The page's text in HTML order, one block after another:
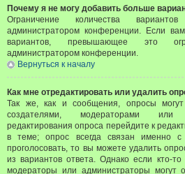
Почему я не могу добавить больше
Ограничение количества
администратором конференции. Если
вариантов, превышающее это
администратором конференции.
Вернуться к началу
Как мне отредактировать или удалить
Так же, как и сообщения, опросы могут
создателями, модераторами или
редактирования опроса перейдите к
в теме; опрос всегда связан именно
проголосовать, то вы можете удалить
из вариантов ответа. Однако если кто-
модераторы или администраторы могут